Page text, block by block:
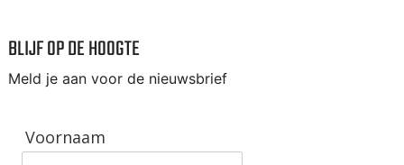
BLIJF OP DE HOOGTE
Meld je aan voor de nieuwsbrief
Voornaam